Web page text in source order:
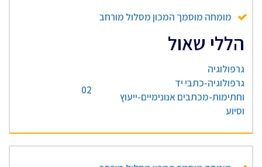
מומחה מוסמך המכון מסלול מורחב
הללי שאול
גרפולוגיה
גרפולוגיה-כתבי יד
וחתימות-מכתבים אנונימיים-ייעוץ
וסיוע
02